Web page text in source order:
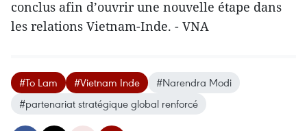
conclus afin d’ouvrir une nouvelle étape dans
les relations Vietnam-Inde. - VNA
#To Lam #Vietnam Inde
#Narendra Modi
#partenariat stratégique global renforcé